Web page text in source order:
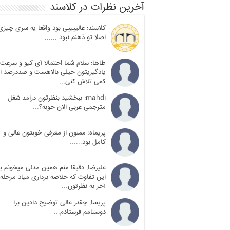
آخرین نظرات در کلاسند
کلاسند: عالییییی بود واقعا یه سری
اصلا تو ذهنم نبود ......
طاها: سلام شما احتمالا آی کیو و سرعت
یادگیریتون خیلی بالاهست و صددرصد
کمی تلاش کنی...
mahdi: ببخشید بنظرتون درامد شغل
مترجمی عربی الان خوبه؟...
پریماه: ممنون از معرفی خوبتون عالی و
کامل بود......
علیرضا: دقیقا منم همین مدلی میخونم
این تفاوت که خلاصه برداری میاد مرحله
آخر به نظرتون...
پریسا: چقدر عالی توضیح دادین برا
دوستامم فرستادم...